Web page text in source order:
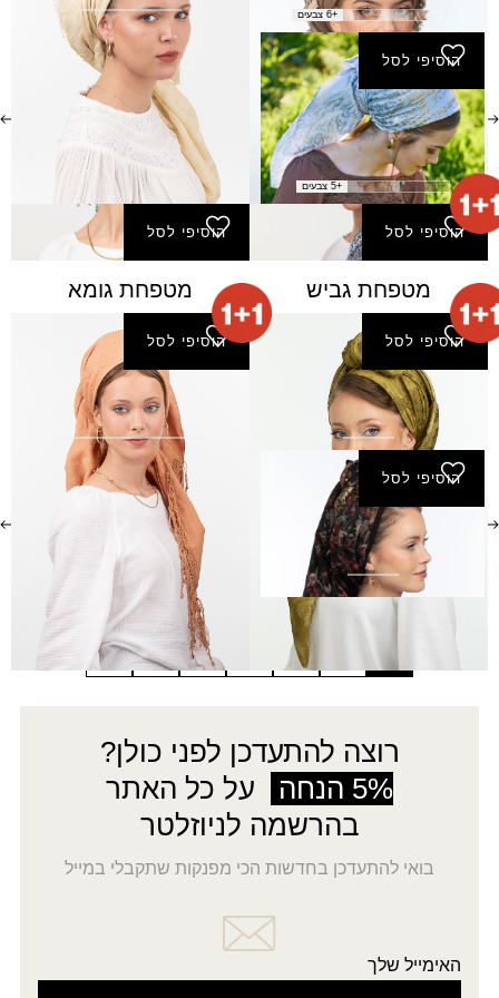
+6 צבעים
הוסיפי לסל
מטפחת אושרת- מרובע
קטן
₪100.00
+5 צבעים
הוסיפי לסל
מטפחת גביש
הוסיפי לסל
מטפחת גומא
הוסיפי לסל
מטפחת הגרה
₪140.00
הוסיפי לסל
מטפחת טופז
₪130.00
הוסיפי לסל
מטפחת יולי
₪150.00
1
3
6
7
←
רוצה להתעדכן לפני כולן?
5% הנחה
על כל האתר
בהרשמה לניוזלטר
בואי להתעדכן בחדשות הכי מפנקות שתקבלי במייל
האימייל שלך